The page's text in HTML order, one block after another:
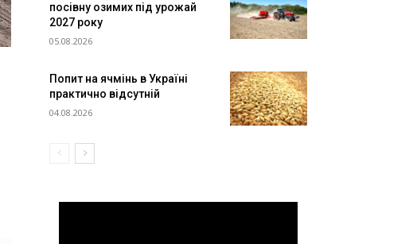
посівну озимих під урожай
2027 року
05.08.2026
Попит на ячмінь в Україні
практично відсутній
04.08.2026